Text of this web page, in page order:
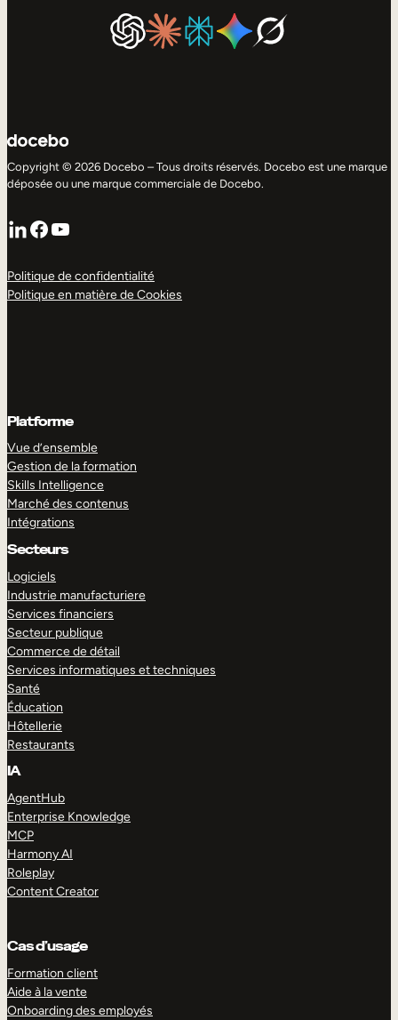
Copyright © 2026 Docebo – Tous droits réservés. Docebo est une marque
déposée ou une marque commerciale de Docebo.
LinkedIn
Facebook
YouTube
Politique de confidentialité
Politique en matière de Cookies
Platforme
Vue d’ensemble
Gestion de la formation
Skills Intelligence
Marché des contenus
Intégrations
Secteurs
Logiciels
Industrie manufacturiere
Services financiers
Secteur publique
Commerce de détail
Services informatiques et techniques
Santé
Éducation
Hôtellerie
Restaurants
IA
AgentHub
Enterprise Knowledge
MCP
Harmony AI
Roleplay
Content Creator
Cas d’usage
Formation client
Aide à la vente
Onboarding des employés